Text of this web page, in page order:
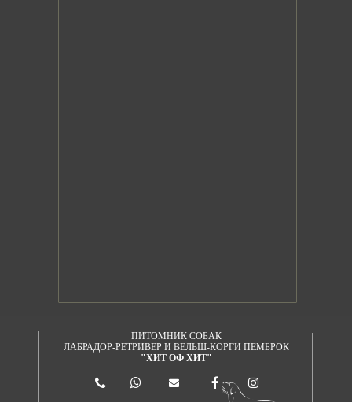
ПИТОМНИК СОБАК
ЛАБРАДОР-РЕТРИВЕР И ВЕЛЬШ-КОРГИ ПЕМБРОК
"ХИТ ОФ ХИТ"